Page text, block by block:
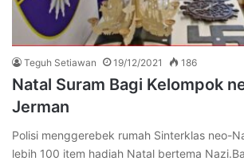
Teguh Setiawan 19/12/2021 186
Natal Suram Bagi Kelompok
Jerman
Polisi menggerebek rumah Sinterklas neo-
lebih 100 item hadiah Natal bertema